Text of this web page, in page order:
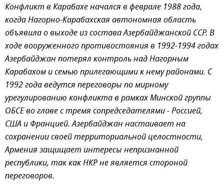
Конфликт в Карабахе начался в феврале 1988 года,
когда Нагорно-Карабахская автономная область
объявила о выходе из состава Азербайджанской ССР. В
ходе вооруженного противостояния в 1992-1994 годах
Азербайджан потерял контроль над Нагорным
Карабахом и семью прилегающими к нему районами. С
1992 года ведутся переговоры по мирному
урегулированию конфликта в рамках Минской группы
ОБСЕ во главе с тремя сопредседателями - Россией,
США и Францией. Азербайджан настаивает на
сохранении своей территориальной целостности,
Армения защищает интересы непризнанной
республики, так как НКР не является стороной
переговоров.